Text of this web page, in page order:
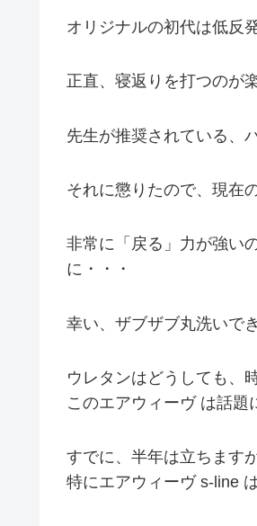
オリジナルの初代は低反
正直、寝返りを打つのが
先生が推奨されている、
それに懲りたので、現在
非常に「戻る」力が強い
に・・・
幸い、ザブザブ丸洗いで
ウレタンはどうしても、
このエアウィーヴ は話
すでに、半年は立ちます
特にエアウィーヴ s-line